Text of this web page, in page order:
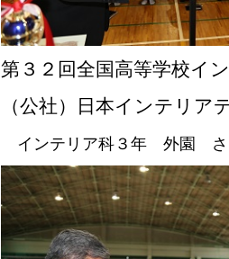
第３２回全国高等学校イ
（公社）日本インテリア
インテリア科３年 外園